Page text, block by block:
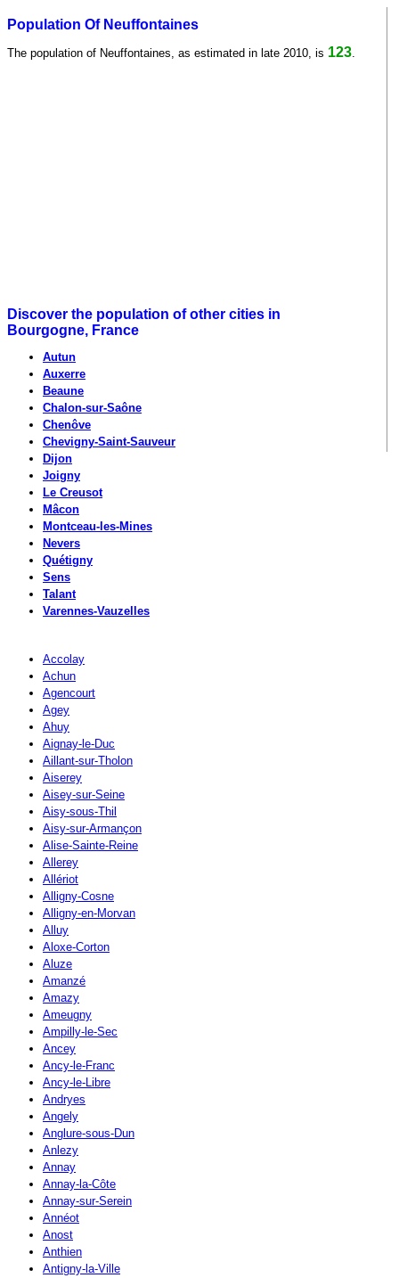
Population Of Neuffontaines
The population of Neuffontaines, as estimated in late 2010, is 123
Discover the population of other cities in
Bourgogne, France
Autun
Auxerre
Beaune
Chalon-sur-Saône
Chenôve
Chevigny-Saint-Sauveur
Dijon
Joigny
Le Creusot
Mâcon
Montceau-les-Mines
Nevers
Quétigny
Sens
Talant
Varennes-Vauzelles
Accolay
Achun
Agencourt
Agey
Ahuy
Aignay-le-Duc
Aillant-sur-Tholon
Aiserey
Aisey-sur-Seine
Aisy-sous-Thil
Aisy-sur-Armançon
Alise-Sainte-Reine
Allerey
Allériot
Alligny-Cosne
Alligny-en-Morvan
Alluy
Aloxe-Corton
Aluze
Amanzé
Amazy
Ameugny
Ampilly-le-Sec
Ancey
Ancy-le-Franc
Ancy-le-Libre
Andryes
Angely
Anglure-sous-Dun
Anlezy
Annay
Annay-la-Côte
Annay-sur-Serein
Annéot
Anost
Anthien
Antigny-la-Ville